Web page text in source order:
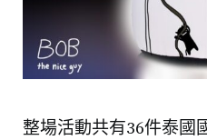
整場活動共有36件泰國